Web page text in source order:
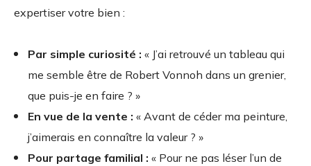
expertiser votre bien :
Par simple curiosité : « J’ai retrouvé un tableau qui
me semble être de Robert Vonnoh dans un grenier,
que puis-je en faire ? »
En vue de la vente : « Avant de céder ma peinture,
j’aimerais en connaître la valeur ? »
Pour partage familial : « Pour ne pas léser l’un de